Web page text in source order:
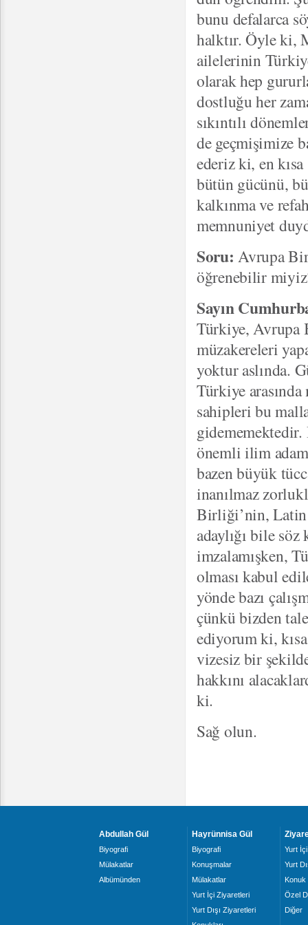
bunu defalarca
halktır. Öyle ki,
ailelerinin
olarak hep
dostluğu her
sıkıntılı
de geçmişimize
ederiz ki, en
bütün gücünü,
kalkınma ve
memnuniyet
Soru:Avrupa
öğrenebilir
Sayın
Türkiye, Avrupa
müzakereleri
yoktur aslında.
Türkiye
sahipleri bu
önemli ilim
bazen büyük
inanılmaz
Birliği’nin, Latin
adaylığı bile
imzalamışken,
olması kabul
yönde bazı
çünkü bizden
ediyorum ki,
vizesiz bir
hakkını
ki.
Sağ olun.
Abdullah Gül
Biyografi
Mülakatlar
Albümünden
Hayrünnisa Gül
Biyografi
Konuşmalar
Mülakatlar
Yurt İçi Ziyaretleri
Yurt Dışı Ziyaretleri
Yurt İçi
Yurt
Konuk
Özel
Diğer